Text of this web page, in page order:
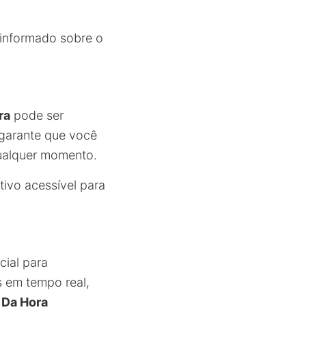
sobre o
pode ser
que você
momento.
acessível para
para
tempo real,
Hora